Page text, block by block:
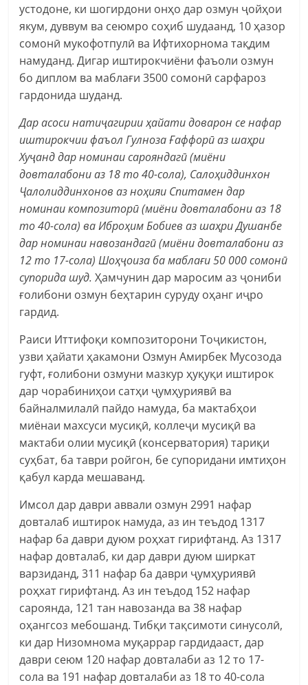
устодоне, ки шогирдони онҳо дар озмун ҷойҳои
якум, дуввум ва сеюмро соҳиб шудаанд, 10 ҳазор
сомонӣ мукофотпулӣ ва Ифтихорнома тақдим
намуданд. Дигар иштирокчиёни фаъоли озмун
бо диплом ва маблағи 3500 сомонӣ сарфароз
гардонида шуданд.
Дар асоси натиҷагирии ҳайати доварон се нафар
иштирокчии фаъол Гулноза Ғаффорӣ аз шаҳри
Хуҷанд дар номинаи сарояндагӣ (миёни
довталабони аз 18 то 40-сола), Салоҳиддинхон
Ҷалолиддинхонов аз ноҳияи Спитамен дар
номинаи композиторӣ (миёни довталабони аз 18
то 40-сола) ва Иброҳим Бобиев аз шаҳри Душанбе
дар номинаи навозандагӣ (миёни довталабони аз
12 то 17-сола) Шоҳҷоиза ба маблағи 50 000 cомонӣ
супорида шуд.Ҳамчунин дар маросим аз ҷониби
ғолибони озмун беҳтарин суруду оҳанг иҷро
гардид.
Раиси Иттифоқи композиторони Тоҷикистон,
узви ҳайати ҳакамони Озмун Амирбек Мусозода
гуфт, ғолибони озмуни мазкур ҳуқуқи иштирок
дар чорабиниҳои сатҳи ҷумҳуриявӣ ва
байналмилалӣ пайдо намуда, ба мактабҳои
миёнаи махсуси мусиқӣ, коллеҷи мусиқӣ ва
мактаби олии мусиқӣ (консерватория) тариқи
суҳбат, ба таври ройгон, бе супоридани имтиҳон
қабул карда мешаванд.
Имсол дар даври аввали озмун 2991 нафар
довталаб иштирок намуда, аз ин теъдод 1317
нафар ба даври дуюм роҳхат гирифтанд. Аз 1317
нафар довталаб, ки дар даври дуюм ширкат
варзиданд, 311 нафар ба даври ҷумҳуриявӣ
роҳхат гирифтанд. Аз ин теъдод 152 нафар
сароянда, 121 тан навозанда ва 38 нафар
оҳангсоз мебошанд. Тибқи тақсимоти синусолӣ,
ки дар Низомнома муқаррар гардидааст, дар
даври сеюм 120 нафар довталаби аз 12 то 17-
сола ва 191 нафар довталаби аз 18 то 40-сола